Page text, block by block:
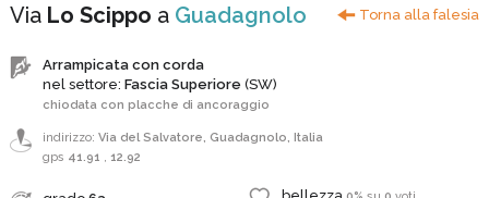
Via Lo Scippo a Guadagnolo Torna alla falesia
Arrampicata con corda
nel settore: Fascia Superiore (SW)
chiodata con placche di ancoraggio
indirizzo: Via del Salvatore, Guadagnolo, Italia
gps 41.91 , 12.92